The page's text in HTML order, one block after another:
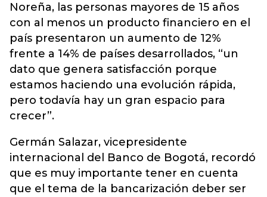
Noreña, las personas mayores de 15 años
con al menos un producto financiero en el
país presentaron un aumento de 12%
frente a 14% de países desarrollados, “un
dato que genera satisfacción porque
estamos haciendo una evolución rápida,
pero todavía hay un gran espacio para
crecer”.
Germán Salazar, vicepresidente
internacional del Banco de Bogotá, recordó
que es muy importante tener en cuenta
que el tema de la bancarización deber ser